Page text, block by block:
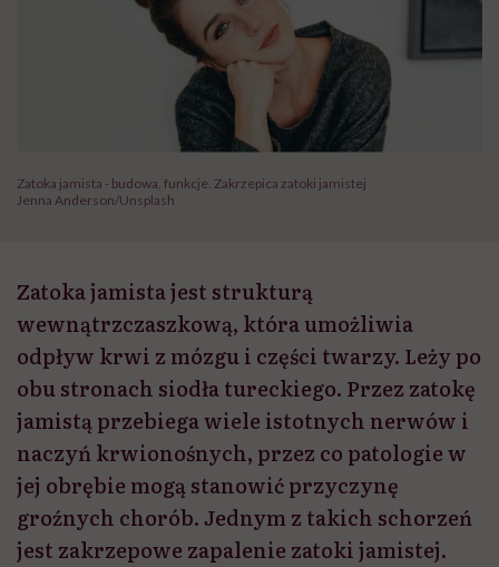
Zatoka jamista - budowa, funkcje. Zakrzepica zatoki jamistej
Jenna Anderson/Unsplash
Zatoka jamista jest strukturą
wewnątrzczaszkową, która umożliwia
odpływ krwi z mózgu i części twarzy. Leży po
obu stronach siodła tureckiego. Przez zatokę
jamistą przebiega wiele istotnych nerwów i
naczyń krwionośnych, przez co patologie w
jej obrębie mogą stanowić przyczynę
groźnych chorób. Jednym z takich schorzeń
jest zakrzepowe zapalenie zatoki jamistej.